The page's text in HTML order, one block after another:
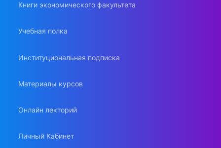
Книги экономического факультета
Учебная полка
Институциональная подписка
Материалы курсов
Онлайн лекторий
Личный Кабинет